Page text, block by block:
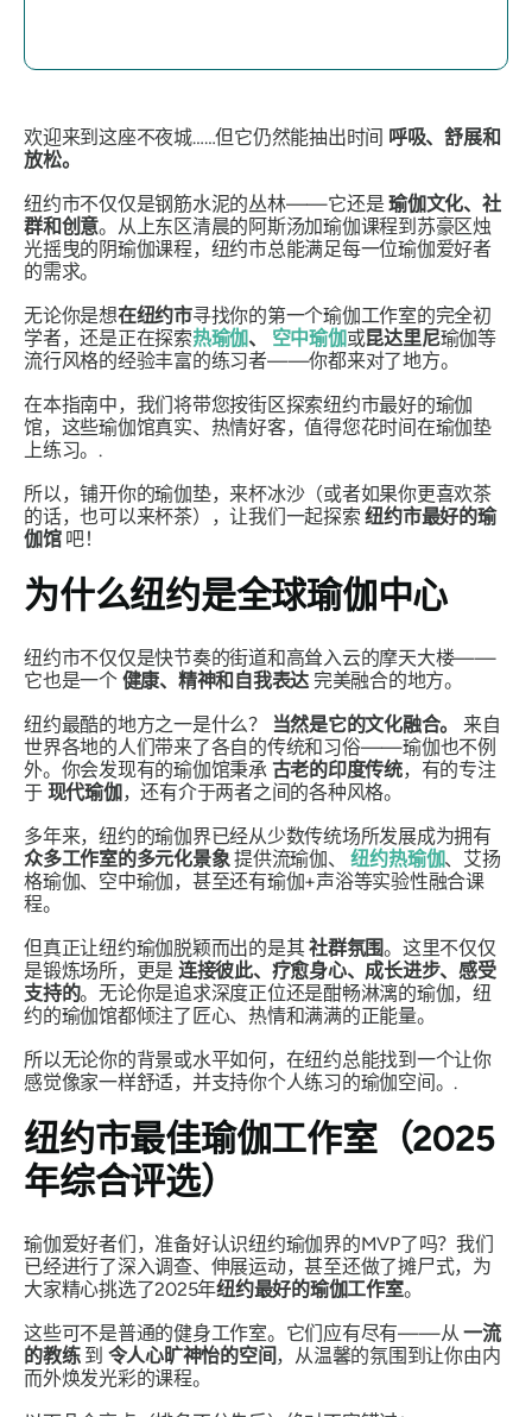
欢迎来到这座不夜城……但它仍然能抽出时间 呼吸、舒展和
放松。
纽约市不仅仅是钢筋水泥的丛林——它还是瑜伽文化、社
群和创意。从上东区清晨的阿斯汤加瑜伽课程到苏豪区烛
光摇曳的阴瑜伽课程，纽约市总能满足每一位瑜伽爱好者
的需求。
无论你是想在纽约市寻找你的第一个瑜伽工作室的完全初
学者，还是正在探索热瑜伽、 空中瑜伽或昆达里尼瑜伽等
流行风格的经验丰富的练习者——你都来对了地方。
在本指南中，我们将带您按街区探索纽约市最好的瑜伽
馆，这些瑜伽馆真实、热情好客，值得您花时间在瑜伽垫
上练习。.
所以，铺开你的瑜伽垫，来杯冰沙（或者如果你更喜欢茶
的话，也可以来杯茶），让我们一起探索纽约市最好的瑜
伽馆吧！
为什么纽约是全球瑜伽中心
纽约市不仅仅是快节奏的街道和高耸入云的摩天大楼——
它也是一个 健康、精神和自我表达 完美融合的地方。
纽约最酷的地方之一是什么？ 当然是它的文化融合。
来自
世界各地的人们带来了各自的传统和习俗——瑜伽也不例
外。你会发现有的瑜伽馆秉承 古老的印度传统，有的专注
于 现代瑜伽，还有介于两者之间的各种风格。
多年来，纽约的瑜伽界已经从少数传统场所发展成为拥有
众多工作室的多元化景象提供流瑜伽、纽约热瑜伽、艾扬
格瑜伽、空中瑜伽，甚至还有瑜伽+声浴等实验性融合课
程。
但真正让纽约瑜伽脱颖而出的是其社群氛围。这里不仅仅
是锻炼场所，更是 连接彼此、疗愈身心、成长进步、感受
支持的。无论你是追求深度正位还是酣畅淋漓的瑜伽，纽
约的瑜伽馆都倾注了匠心、热情和满满的正能量。
所以无论你的背景或水平如何，在纽约总能找到一个让你
感觉像家一样舒适，并支持你个人练习的瑜伽空间。.
纽约市最佳瑜伽工作室（2025
年综合评选）
瑜伽爱好者们，准备好认识纽约瑜伽界的MVP了吗？我们
已经进行了深入调查、伸展运动，甚至还做了摊尸式，为
大家精心挑选了2025年纽约最好的瑜伽工作室。
这些可不是普通的健身工作室。它们应有尽有——从一流
的教练到 令人心旷神怡的空间，从温馨的氛围到让你由内
而外焕发光彩的课程。